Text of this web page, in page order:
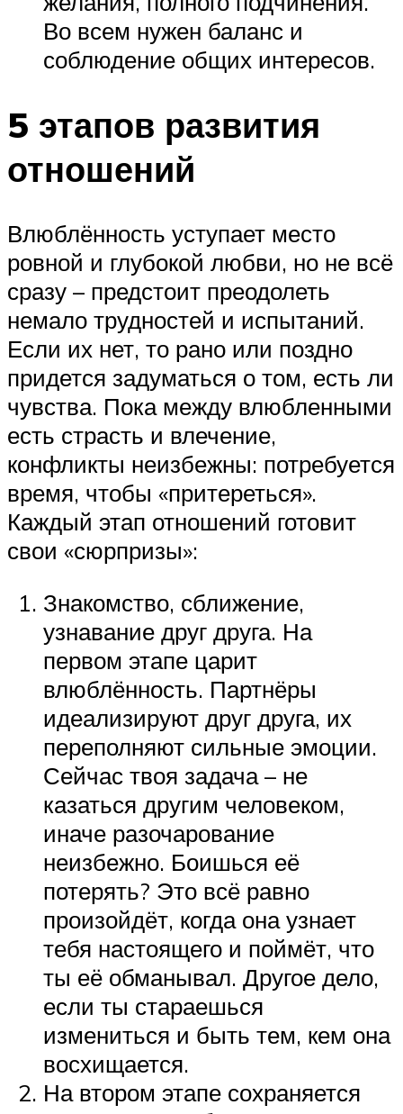
Во всем нужен баланс и
соблюдение общих интересов.
5 этапов развития
отношений
Влюблённость уступает место
ровной и глубокой любви, но не всё
сразу – предстоит преодолеть
немало трудностей и испытаний.
Если их нет, то рано или поздно
придется задуматься о том, есть ли
чувства. Пока между влюбленными
есть страсть и влечение,
конфликты неизбежны: потребуется
время, чтобы «притереться».
Каждый этап отношений готовит
свои «сюрпризы»:
Знакомство, сближение,
узнавание друг друга. На
первом этапе царит
влюблённость. Партнёры
идеализируют друг друга, их
переполняют сильные эмоции.
Сейчас твоя задача – не
казаться другим человеком,
иначе разочарование
неизбежно. Боишься её
потерять? Это всё равно
произойдёт, когда она узнает
тебя настоящего и поймёт, что
ты её обманывал. Другое дело,
если ты стараешься
измениться и быть тем, кем она
восхищается.
На втором этапе сохраняется